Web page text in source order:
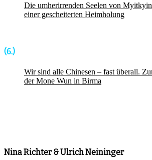
Die umherirrenden Seelen von
einer gescheiterten Heimholung
(6.)
Wir sind alle Chinesen – fast überall.
der Mone Wun in Birma
Nina Richter & Ulrich Neininger